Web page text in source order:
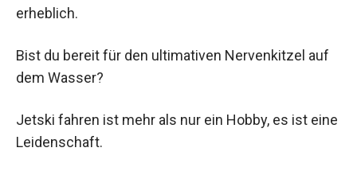
erheblich.
Bist du bereit für den ultimativen Nervenkitzel auf
dem Wasser?
Jetski fahren ist mehr als nur ein Hobby, es ist eine
Leidenschaft.